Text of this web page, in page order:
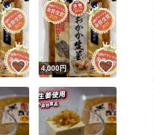
いいね！
4,000円 いいね！